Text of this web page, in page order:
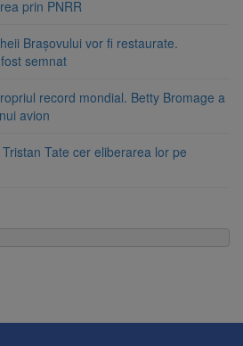
prin PNRR
Brașovului vor fi restaurate.
semnat
record mondial. Betty Bromage a
avion
Tate cer eliberarea lor pe